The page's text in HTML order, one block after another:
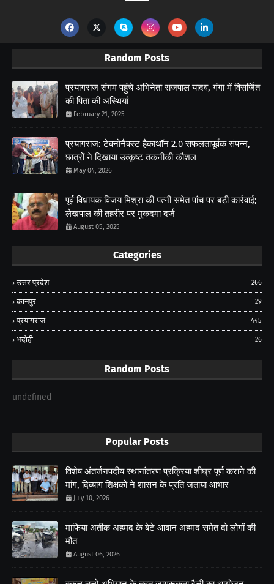
Random Posts
प्रयागराज संगम पहुंचे अभिनेता राजपाल यादव, गंगा में विसर्जित
की पिता की अस्थियां
February 21, 2025
प्रयागराज: टेक्नोनैक्स्ट हैकाथॉन 2.0 सफलतापूर्वक संपन्न,
छात्रों ने दिखाया उत्कृष्ट तकनीकी कौशल
May 04, 2026
पूर्व विधायक विजय मिश्रा की पत्नी समेत पांच पर बड़ी कार्रवाई;
लेखपाल की तहरीर पर मुकदमा दर्ज
August 05, 2025
Categories
उत्तर प्रदेश 266
कानपुर 29
प्रयागराज 445
भदोही 26
Random Posts
undefined
Popular Posts
विशेष अंतर्जनपदीय स्थानांतरण प्रक्रिया शीघ्र पूर्ण कराने की
मांग, दिव्यांग शिक्षकों ने शासन के प्रति जताया आभार
July 10, 2026
माफिया अतीक अहमद के बेटे आबान अहमद समेत दो लोगों की
मौत
August 06, 2026